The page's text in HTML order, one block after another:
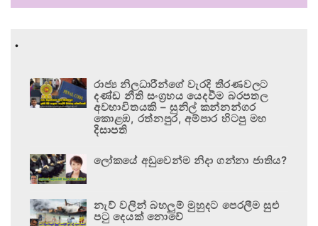
.
රාජ්‍ය නිලධාරීන්ගේ වැරදි තීරණවලට
දණ්ඩ නීති සංග්‍රහය යෙදවීම බරපතල
අවභාවිතයකි – සුනිල් කන්නන්ගර
කොළඹ, රත්නපුර, අම්පාර හිටපු මහ
දිසාපති
ලෝකයේ අඩුවෙන්ම නිදා ගන්නා ජාතිය?
නැව් වලින් බහලුම් මුහුදට පෙරලීම සුළු
පටු දෙයක් නොවේ